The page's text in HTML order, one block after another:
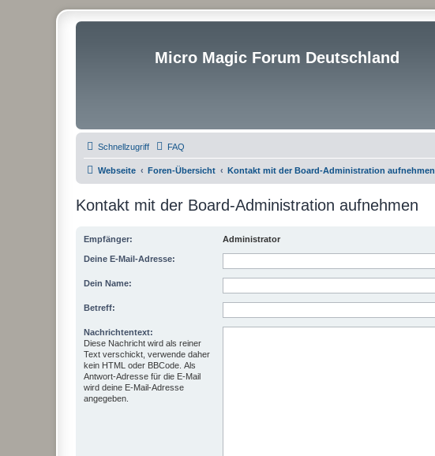
Micro Magic Forum Deutschland
Schnellzugriff FAQ
Webseite Foren-Übersicht Kontakt mit der Board-Administration aufnehmen
Kontakt mit der Board-Administration aufnehmen
Empfänger: Administrator
Deine E-Mail-Adresse:
Dein Name:
Betreff:
Nachrichtentext:
Diese Nachricht wird als reiner
Text verschickt, verwende daher
kein HTML oder BBCode. Als
Antwort-Adresse für die E-Mail
wird deine E-Mail-Adresse
angegeben.